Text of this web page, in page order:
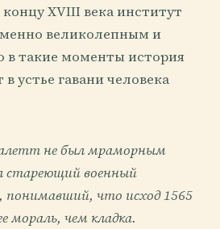
XVIII века институт
великолепным и
в такие моменты история
устье гавани человека
не был мраморным
военный
что исход 1565
мораль, чем кладка.